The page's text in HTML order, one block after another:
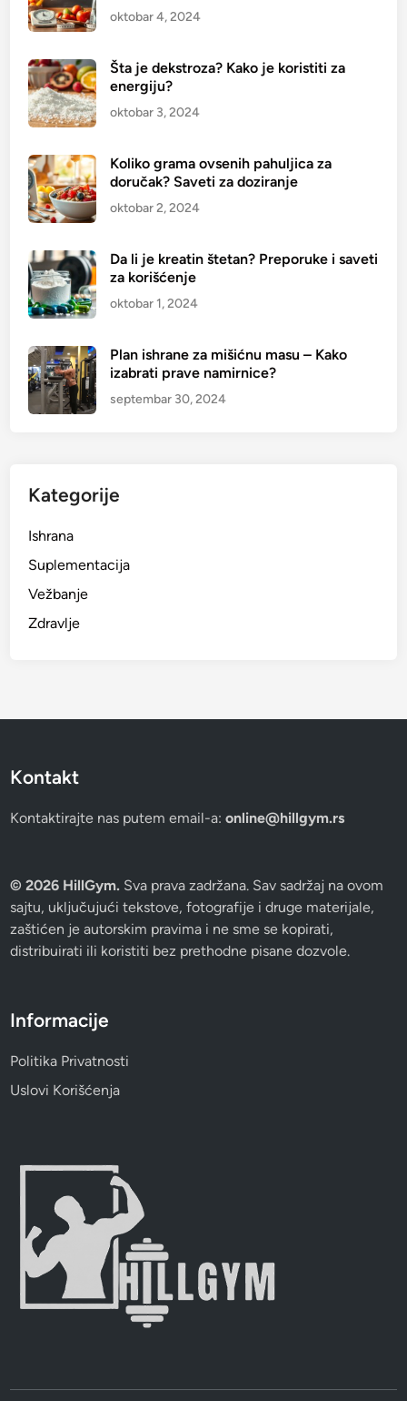
oktobar 4, 2024
Šta je dekstroza? Kako je koristiti za
energiju?
oktobar 3, 2024
Koliko grama ovsenih pahuljica za
doručak? Saveti za doziranje
oktobar 2, 2024
Da li je kreatin štetan? Preporuke i saveti
za korišćenje
oktobar 1, 2024
Plan ishrane za mišićnu masu – Kako
izabrati prave namirnice?
septembar 30, 2024
Kategorije
Ishrana
Suplementacija
Vežbanje
Zdravlje
Kontakt
Kontaktirajte nas putem email-a:online@hillgym.rs
© 2026 HillGym. Sva prava zadržana. Sav sadržaj na ovom
sajtu, uključujući tekstove, fotografije i druge materijale,
zaštićen je autorskim pravima i ne sme se kopirati,
distribuirati ili koristiti bez prethodne pisane dozvole.
Informacije
Politika Privatnosti
Uslovi Korišćenja